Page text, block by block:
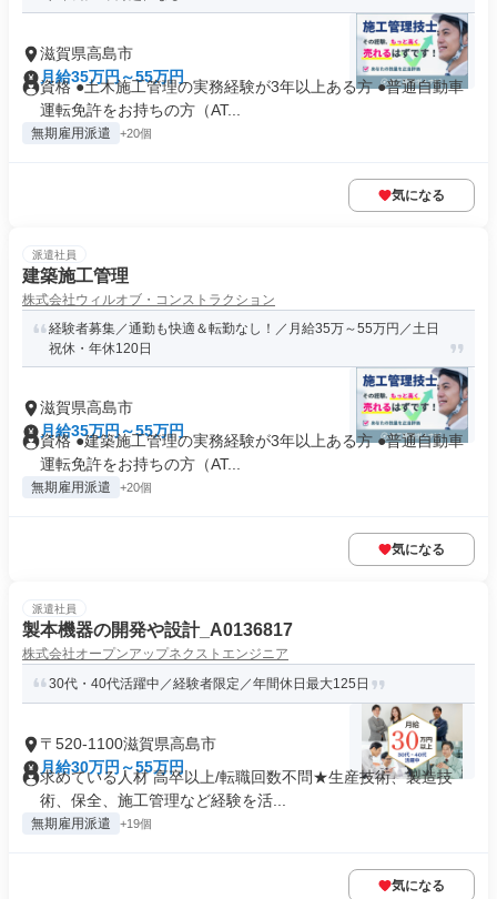
滋賀県高島市
月給35万円～55万円
資格 ●土木施工管理の実務経験が3年以上ある方 ●普通自動車
運転免許をお持ちの方（AT...
無期雇用派遣 +20個
気になる
派遣社員
建築施工管理
株式会社ウィルオブ・コンストラクション
経験者募集／通勤も快適＆転勤なし！／月給35万～55万円／土日
祝休・年休120日
滋賀県高島市
月給35万円～55万円
資格 ●建築施工管理の実務経験が3年以上ある方 ●普通自動車
運転免許をお持ちの方（AT...
無期雇用派遣 +20個
気になる
派遣社員
製本機器の開発や設計_A0136817
株式会社オープンアップネクストエンジニア
30代・40代活躍中／経験者限定／年間休日最大125日
〒520-1100滋賀県高島市
月給30万円～55万円
求めている人材 高卒以上/転職回数不問★生産技術、製造技
術、保全、施工管理など経験を活...
無期雇用派遣 +19個
気になる